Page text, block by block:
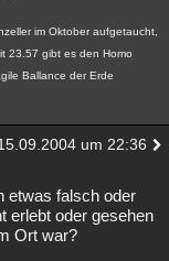
Literatur
Geschlossen
im Oktober aufgetaucht,
23.57 gibt es den Homo
Ballance der Erde
um 22:36
etwas falsch oder
erlebt oder gesehen
Ort war?